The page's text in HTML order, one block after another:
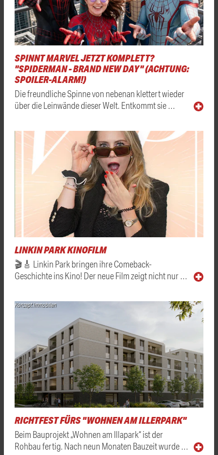
SPINNT MARVEL JETZT KOMPLETT?
"SPIDERMAN - BRAND NEW DAY" (ACHTUNG:
SPOILER-ALARM!)
Die freundliche Spinne von nebenan klettert wieder
über die Leinwände dieser Welt. Entkommt sie …
LINKIN PARK KINOFILM
🎬🎸 Linkin Park bringen ihre Comeback-
Geschichte ins Kino! Der neue Film zeigt nicht nur …
Konzept Immobilien
RICHTFEST FÜRS "WOHNEN AM ILLERPARK"
Beim Bauprojekt „Wohnen am Illapark“ ist der
Rohbau fertig. Nach neun Monaten Bauzeit wurde …